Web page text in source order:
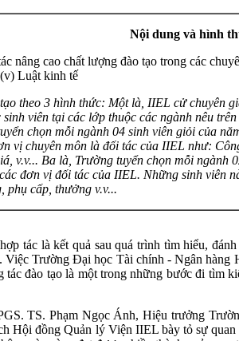
Nội dung và hình
nâng cao chất lượng đào tạo trong các
Luật kinh tế
theo 3 hình thức: Một là , IIEL cử chuyên
viên tại các lớp thuộc các ngành nêu
chọn mỗi ngành 04 sinh viên giỏi của
vị chuyên môn là đối tác của IIEL như:
v.v... Ba là , Trường tuyển chọn mỗi ngành
đơn vị đối tác của IIEL. Những sinh viên
phụ cấp, thưởng v.v...
tác là kết quả sau quá trình tìm hiểu,
Việc Trường Đại học Tài chính - Ngân
tác đào tạo là một trong những bước đi tìm
TS. Phạm Ngọc Ánh, Hiệu trưởng
Hội đồng Quản lý Viện IIEL bày tỏ sự quan